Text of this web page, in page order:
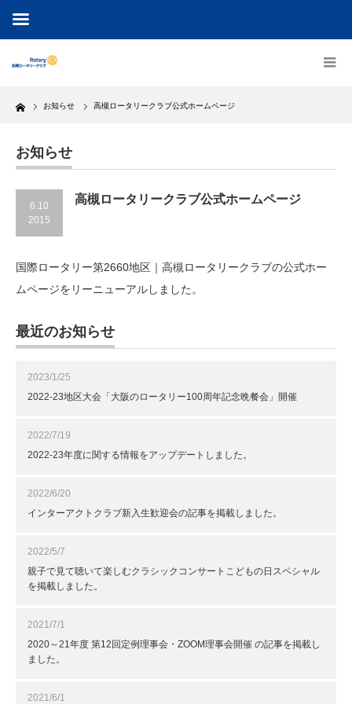
Home お知らせ 高槻ロータリークラブ公式ホームページ
お知らせ
6.10
2015
高槻ロータリークラブ公式ホームページ
国際ロータリー第2660地区｜高槻ロータリークラブの公式ホー
ムページをリーニューアルしました。
最近のお知らせ
2023/1/25
2022-23地区大会「大阪のロータリー100周年記念晩餐会」開催
2022/7/19
2022-23年度に関する情報をアップデートしました。
2022/6/20
インターアクトクラブ新入生歓迎会の記事を掲載しました。
2022/5/7
親子で見て聴いて楽しむクラシックコンサートこどもの日スペシャル
を掲載しました。
2021/7/1
2020～21年度 第12回定例理事会・ZOOM理事会開催 の記事を掲載し
ました。
2021/6/1